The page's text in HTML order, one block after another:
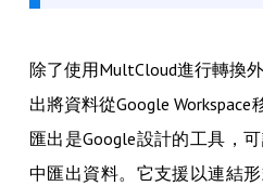
除了使用MultCloud進行轉換
出將資料從Google Workspace
匯出是Google設計的工具，
中匯出資料。它支援以連結